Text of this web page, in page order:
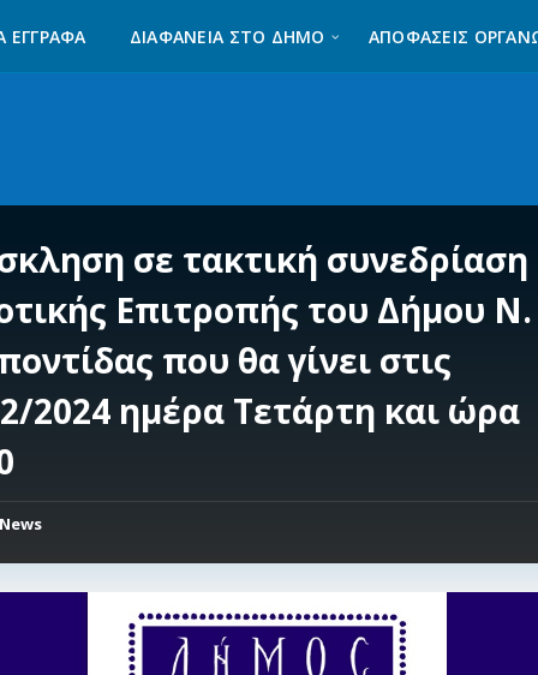
ΈΓΓΡΑΦΑ ΔΙΑΦΆΝΕΙΑ ΣΤΟ ΔΉΜΟ ΑΠΟΦΑΣΕΙΣ
σε τακτική συνεδρίαση
Επιτροπής του Δήμου Ν.
που θα γίνει στις
2024 ημέρα Τετάρτη και ώρα
News